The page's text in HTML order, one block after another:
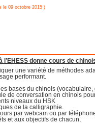
le 09 octobre 2015 )
l’EHESS donne cours de
une variété de méthodes
performant.
bases du chinois
de conversation en chinois
niveaux du HSK
de la calligraphie.
par webcam ou par
et aux objectifs de chacun,